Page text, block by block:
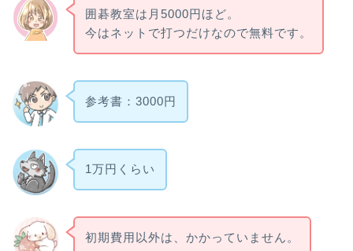
囲碁教室は月5000円ほど。
今はネットで打つだけなので無料です。
参考書：3000円
1万円くらい
初期費用以外は、かかっていません。